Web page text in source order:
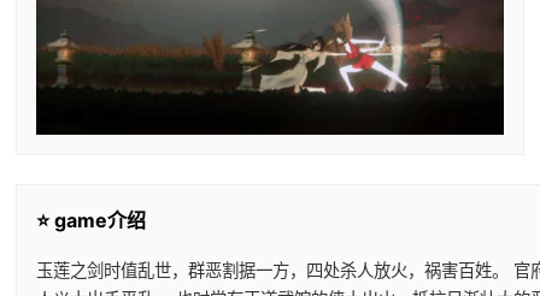
⭐ game介绍
玉莲之剑时值乱世，群恶割据一方，四处杀人放火，祸害百姓。